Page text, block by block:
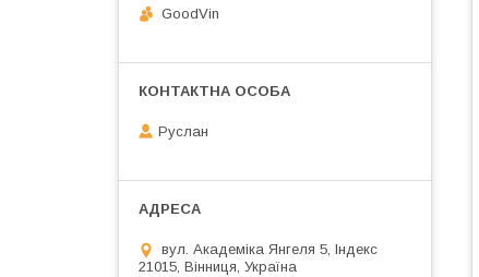
GoodVin
Руслан
вул. Академіка Янгеля 5, Індекс
21015, Вінниця, Україна